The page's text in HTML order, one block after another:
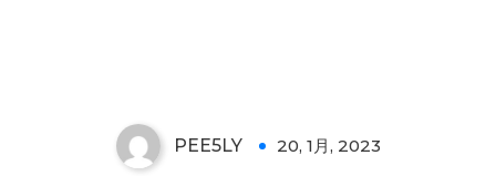
PEE5LY 20, 1月, 2023